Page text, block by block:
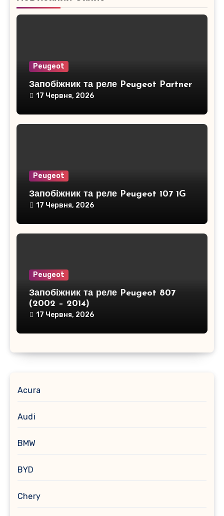
Peugeot
Запобіжник та реле Peugeot Partner
17 Червня, 2026
Peugeot
Запобіжник та реле Peugeot 107 1G
17 Червня, 2026
Peugeot
Запобіжник та реле Peugeot 807
(2002 – 2014)
17 Червня, 2026
Acura
Audi
BMW
BYD
Chery